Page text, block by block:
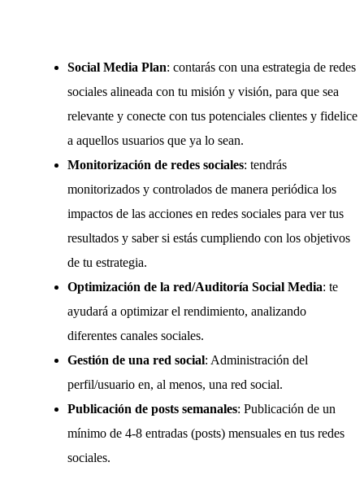
Social Media Plan: contarás con una estrategia de redes
sociales alineada con tu misión y visión, para que sea
relevante y conecte con tus potenciales clientes y fidelice
a aquellos usuarios que ya lo sean.
Monitorización de redes sociales: tendrás
monitorizados y controlados de manera periódica los
impactos de las acciones en redes sociales para ver tus
resultados y saber si estás cumpliendo con los objetivos
de tu estrategia.
Optimización de la red/Auditoría Social Media: te
ayudará a optimizar el rendimiento, analizando
diferentes canales sociales.
Gestión de una red social: Administración del
perfil/usuario en, al menos, una red social.
Publicación de posts semanales: Publicación de un
mínimo de 4-8 entradas (posts) mensuales en tus redes
sociales.